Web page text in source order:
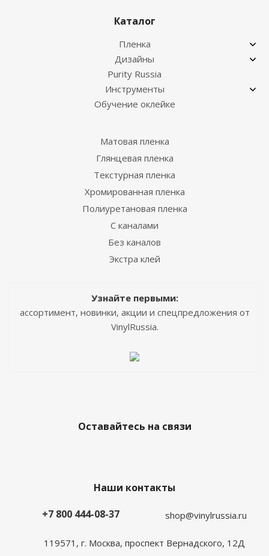
Каталог
Пленка
Дизайны
Purity Russia
Инструменты
Обучение оклейке
Матовая пленка
Глянцевая пленка
Текстурная пленка
Хромированная пленка
Полиуретановая пленка
С каналами
Без каналов
Экстра клей
Узнайте первыми:
ассортимент, новинки, акции и спецпредложения от
VinylRussia.
Оставайтесь на связи
Наши контакты
+7 800 444-08-37
shop@vinylrussia.ru
119571, г. Москва, проспект Вернадского, 12Д